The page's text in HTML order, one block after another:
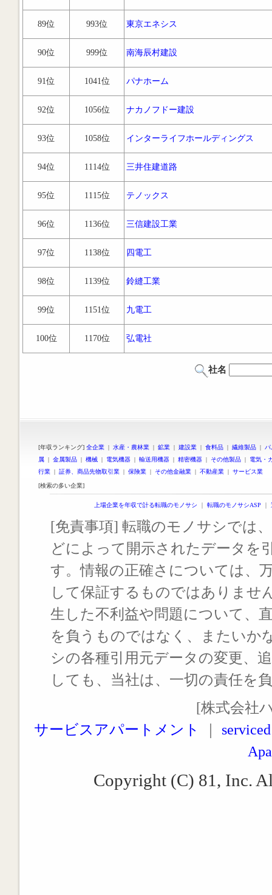
89位 993位 東京エネシス
90位 999位 南海辰村建設
91位 1041位 パナホーム
92位 1056位 ナカノフドー建設
93位 1058位 インターライフホールディングス
94位 1114位 三井住建道路
95位 1115位 テノックス
96位 1136位 三信建設工業
97位 1138位 四電工
98位 1139位 鈴縫工業
99位 1151位 九電工
100位 1170位 弘電社
社名
[年収ランキング] 全企業 | 水産・農林業 | 鉱業 | 建設業 | 食料品 | 繊維製品 |
属 | 金属製品 | 機械 | 電気機器 | 輸送用機器 | 精密機器 | その他製品 | 電気・
行業 | 証券、商品先物取引業 | 保険業 | その他金融業 | 不動産業 | サービス業
[検索の多い企業]
上場企業を年収で計る転職のモノサシ ｜ 転職のモノサシASP ｜
[免責事項] 転職のモノサシでは
どによって開示されたデータを
す。情報の正確さについては、
して保証するものではありませ
生した不利益や問題について、
を負うものではなく、またいか
シの各種引用元データの変更、
しても、当社は、一切の責任を
[株式会社
サービスアパートメント
Copyright (C) 81, Inc.